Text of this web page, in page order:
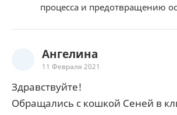
процесса и предотвращению
Ангелина
11 Февраля 2021
Здравствуйте!
Обращались с кошкой Сеней в